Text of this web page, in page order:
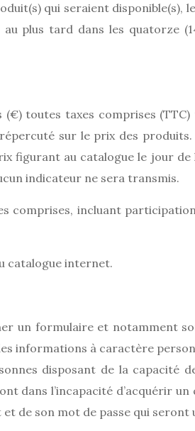
qui seraient
au plus tard dans les quatorze
toutes taxes comprises
sur le prix des produits.
figurant au catalogue le jour de
indicateur ne sera transmis.
comprises, incluant
catalogue internet.
un formulaire et notamment
informations à caractère
disposant de la capacité
dans l’incapacité d’acquérir
de son mot de passe qui